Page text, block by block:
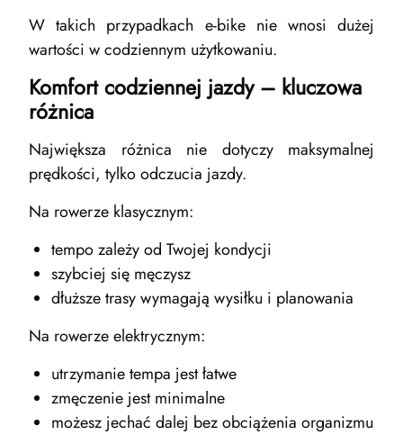
W takich przypadkach e-bike nie wnosi dużej
wartości w codziennym użytkowaniu.
Komfort codziennej jazdy – kluczowa
różnica
Największa różnica nie dotyczy maksymalnej
prędkości, tylko odczucia jazdy.
Na rowerze klasycznym:
tempo zależy od Twojej kondycji
szybciej się męczysz
dłuższe trasy wymagają wysiłku i planowania
Na rowerze elektrycznym:
utrzymanie tempa jest łatwe
zmęczenie jest minimalne
możesz jechać dalej bez obciążenia organizmu